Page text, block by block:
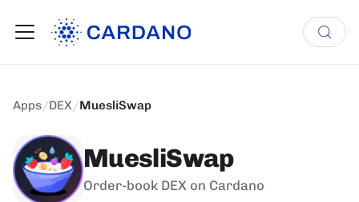
Apps/DEX/MuesliSwap
MuesliSwap
Order-book DEX on Cardano